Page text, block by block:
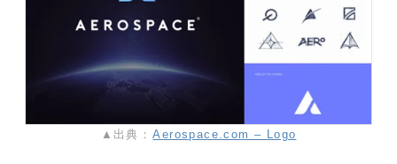
▲出典： Aerospace.com – Logo